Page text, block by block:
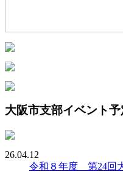
大阪市支部イベント予
26.04.12
令和８年度 第24回